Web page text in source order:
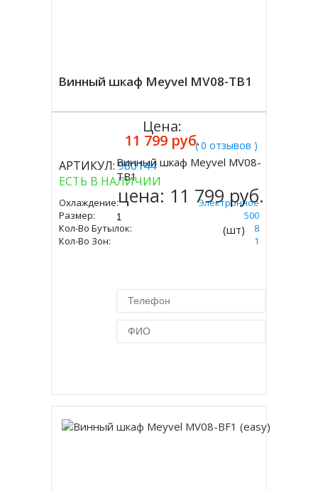
Винный шкаф Meyvel MV08-TB1
( 0 отзывов )
АРТИКУЛ:980144
ЕСТЬ В НАЛИЧИИ
Охлаждение:
Электронное
Размер:
455 Х 250 Х 500
Кол-Во Бутылок:
8
Кол-Во Зон:
1
Цена:
11 799 руб.
Купить
Винный шкаф Meyvel MV08-
TB1
цена: 11 799 руб.
(шт)